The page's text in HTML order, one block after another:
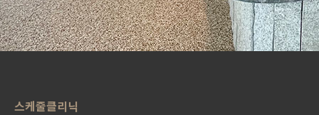
스케줄클리닉